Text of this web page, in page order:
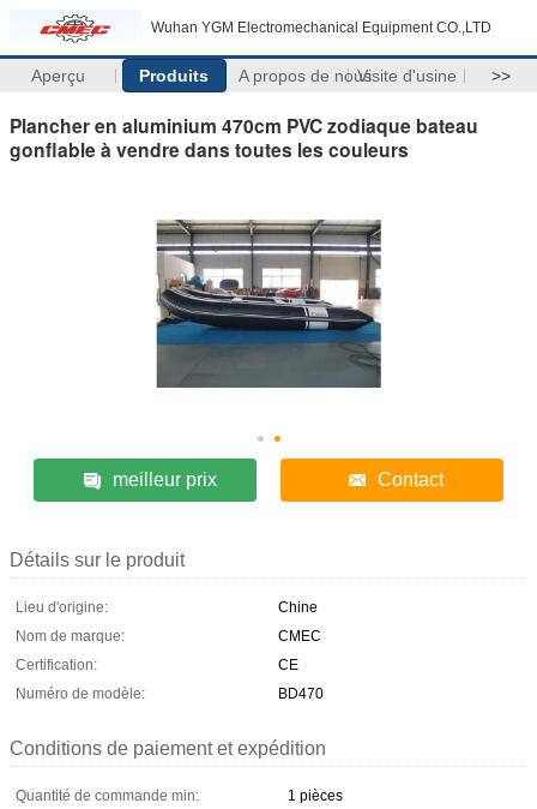
Wuhan YGM Electromechanical Equipment CO.,LTD
Aperçu Produits A propos de nousVisite d'usine >>
Plancher en aluminium 470cm PVC zodiaque bateau
gonflable à vendre dans toutes les couleurs
meilleur prix Contact
Détails sur le produit
Lieu d'origine:
Chine
Nom de marque:
CMEC
Certification:
CE
Numéro de modèle:
BD470
Conditions de paiement et expédition
Quantité de commande min:
1 pièces